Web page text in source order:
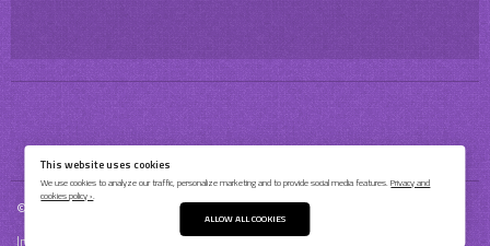
© 2026 Bochum Barflies Baseball & Softball e.V.
Impressum
This website uses cookies
We use cookies to analyze our traffic, personalize marketing and to provide social media features.Privacy and
cookies policy ›.
ALLOW ALL COOKIES